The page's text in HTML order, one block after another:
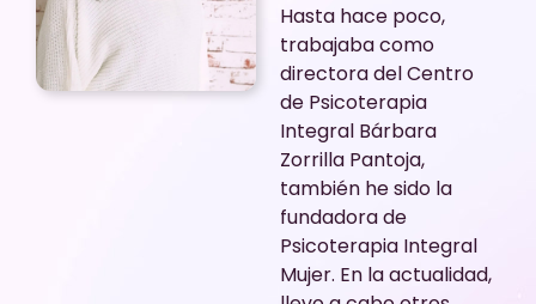
Hasta hace poco,
trabajaba como
directora del Centro
de Psicoterapia
Integral Bárbara
Zorrilla Pantoja,
también he sido la
fundadora de
Psicoterapia Integral
Mujer. En la actualidad,